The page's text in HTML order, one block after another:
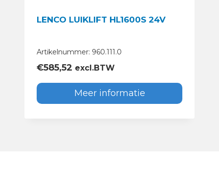
LENCO LUIKLIFT HL1600S 24V
Artikelnummer: 960.111.0
€585,52 excl.BTW
Meer informatie